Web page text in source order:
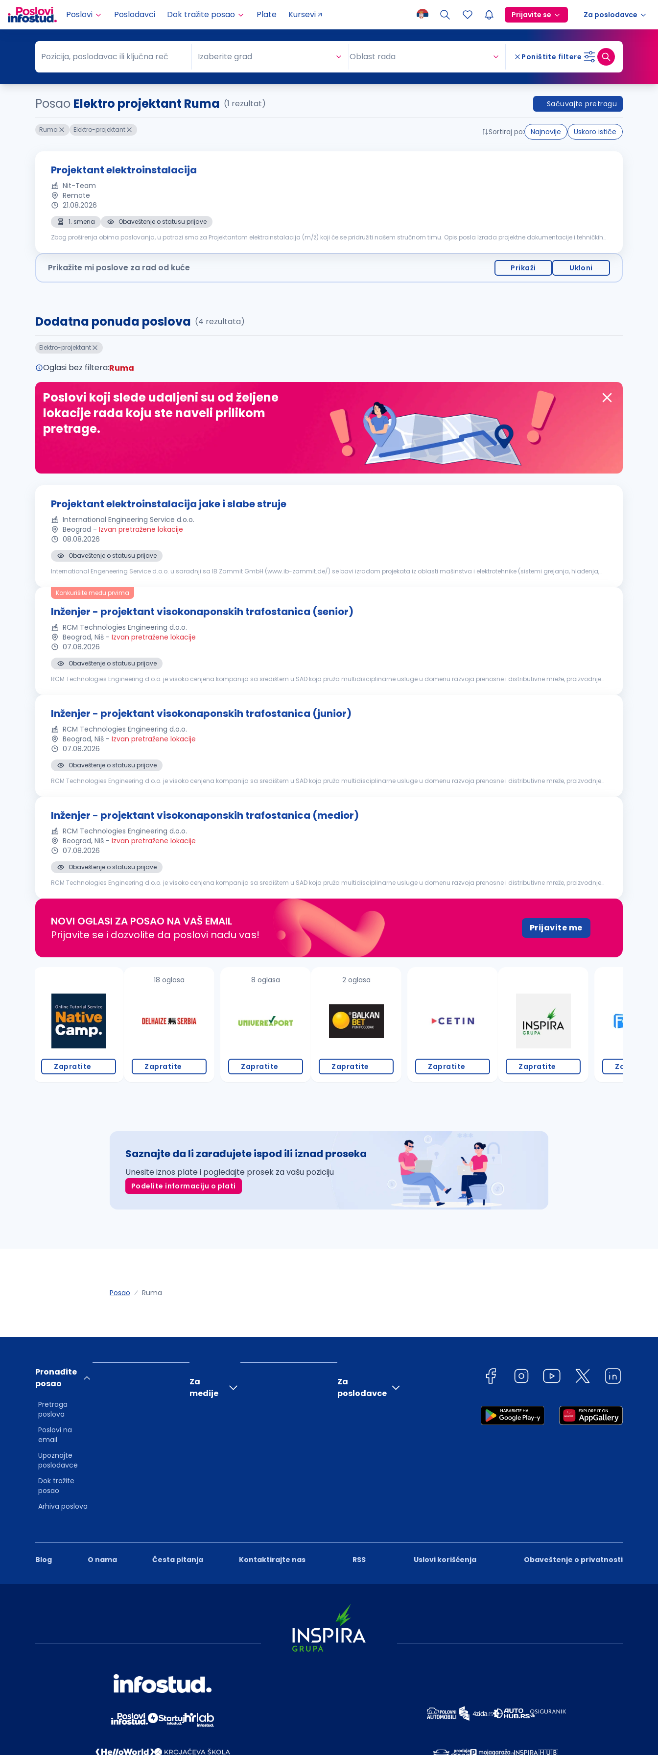
Poslovi Poslodavci Dok tražite posao Plate Kursevi Prijavite se Za poslodavce
Pozicija, poslodavac ili ključna reč
Pozicija, poslodavac ili ključna reč Grad
Izaberite grad Oblast rada Poništite filtere
Posao Elektro projektant Ruma (1 rezultat) Sačuvajte pretragu
Ruma Elektro-projektant Sortiraj po: Najnovije Uskoro ističe
Projektant elektroinstalacija
Nit-Team
Remote
21.08.2026
1. smena
Obaveštenje o statusu prijave
Zbog proširenja obima poslovanja, u potrazi smo za Projektantom elektroinstalacija (m/ž) koji će se pridružiti našem stručnom timu. Opis posla Izrada projektne dokumentacije i tehničkih
Prikažite mi poslove za rad od kuće Prikaži Ukloni
Dodatna ponuda poslova (4 rezultata)
Elektro-projektant
Oglasi bez filtera:Ruma
Poslovi koji slede udaljeni su od željene
lokacije rada koju ste naveli prilikom
pretrage.
Projektant elektroinstalacija jake i slabe struje
International Engineering Service d.o.o.
Beograd - Izvan pretražene lokacije
08.08.2026
Obaveštenje o statusu prijave
International Engeneering Service d.o.o. u saradnji sa IB Zammit GmbH (www.ib-zammit.de/) se bavi izradom projekata iz oblasti mašinstva i elektrotehnike (sistemi grejanja, hlađenja,
Konkurišite među prvima
Inženjer - projektant visokonaponskih trafostanica (senior)
RCM Technologies Engineering d.o.o.
Beograd, Niš - Izvan pretražene lokacije
07.08.2026
Obaveštenje o statusu prijave
RCM Technologies Engineering d.o.o. je visoko cenjena kompanija sa središtem u SAD koja pruža multidisciplinarne usluge u domenu razvoja prenosne i distributivne mreže, proizvodnje
Inženjer - projektant visokonaponskih trafostanica (junior)
RCM Technologies Engineering d.o.o.
Beograd, Niš - Izvan pretražene lokacije
07.08.2026
Obaveštenje o statusu prijave
RCM Technologies Engineering d.o.o. je visoko cenjena kompanija sa središtem u SAD koja pruža multidisciplinarne usluge u domenu razvoja prenosne i distributivne mreže, proizvodnje
Inženjer - projektant visokonaponskih trafostanica (medior)
RCM Technologies Engineering d.o.o.
Beograd, Niš - Izvan pretražene lokacije
07.08.2026
Obaveštenje o statusu prijave
RCM Technologies Engineering d.o.o. je visoko cenjena kompanija sa središtem u SAD koja pruža multidisciplinarne usluge u domenu razvoja prenosne i distributivne mreže, proizvodnje
NOVI OGLASI ZA POSAO NA VAŠ EMAIL
Prijavite se i dozvolite da poslovi nađu vas!
Prijavite me
Zapratite
18 oglasa
Zapratite
8 oglasa
Zapratite
2 oglasa
Zapratite Zapratite Zapratite Zapratite
Saznajte da li zarađujete ispod ili iznad proseka
Unesite iznos plate i pogledajte prosek za vašu poziciju
Podelite informaciju o plati
Posao Ruma
Blog O nama Česta pitanja Kontaktirajte nas RSS Uslovi korišćenja Obaveštenje o privatnosti
Pronađite
posao
Pretraga
poslova
Poslovi na
email
Upoznajte
poslodavce
Dok tražite
posao
Arhiva poslova
Za
medije
Za
poslodavce